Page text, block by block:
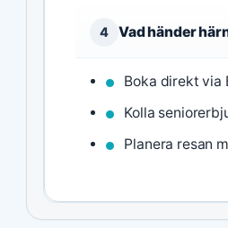
4 Vad händer
Boka direkt via
Kolla
Planera resan